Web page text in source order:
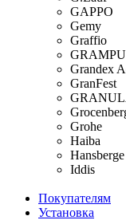
GAPPO
Gemy
Graffio
Grandex
GranFest
Grohe
Haiba
Hansberge
Iddis
Покупателям
Установка